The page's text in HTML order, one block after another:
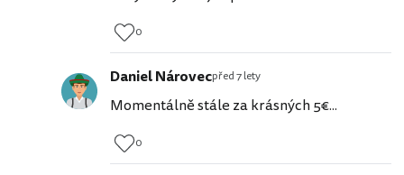
0
Daniel Nárovecpřed 7 lety
Momentálně stále za krásných 5€...
0